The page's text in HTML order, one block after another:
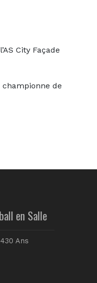
City Façade
championne de
en Salle
Ans